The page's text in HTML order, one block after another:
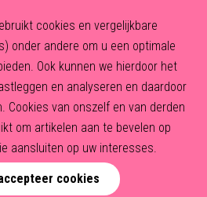
cookies en vergelijkbare
onder andere om u een optimale
Ook kunnen we hierdoor het
en analyseren en daardoor
Cookies van onszelf en van derden
om artikelen aan te bevelen op
aansluiten op uw interesses.
cookies